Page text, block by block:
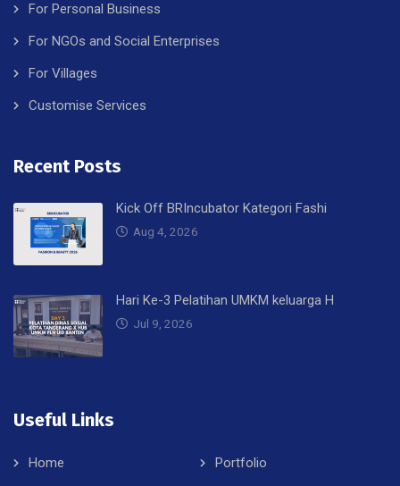
For Personal Business
For NGOs and Social Enterprises
For Villages
Customise Services
Recent Posts
Kick Off BRIncubator Kategori Fashi
Aug 4, 2026
Hari Ke-3 Pelatihan UMKM keluarga H
Jul 9, 2026
Useful Links
Home
Portfolio